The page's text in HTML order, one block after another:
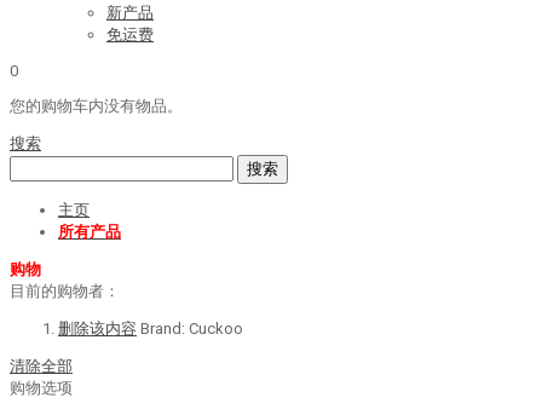
新产品
免运费
0
您的购物车内没有物品。
搜索
搜索
主页
所有产品
购物
目前的购物者：
删除该内容 Brand: Cuckoo
清除全部
购物选项